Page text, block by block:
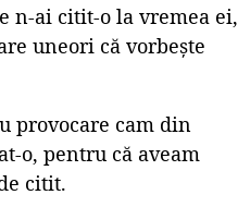
n-ai citit-o la vremea ei,
uneori că vorbește
provocare cam din
o, pentru că aveam
citit.